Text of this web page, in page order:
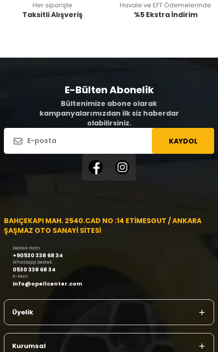
Her siparişte
Taksitli Alışveriş
Havale ve EFT Ödemelerinde
%5 Ekstra İndirim
E-Bülten Abonelik
Bültenimize abone olarak
kampanyalarımızdan ilk siz haberdar
olabilirsiniz.
KAYDOL
BAHÇEKAPI MAH. 2540.CAD NO :14 ETİMESGUT / ANKARA
ŞAŞMAZ OTO SANAYİ SİTESİ
Destek Hattı
+90530 338 68 34
Whatsapp Destek
0530 338 68 34
E-Mail
info@opellcenter.com
Üyelik
Kurumsal